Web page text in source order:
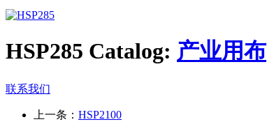
HSP285 Catalog: 产业用布
联系我们
上一条： HSP2100